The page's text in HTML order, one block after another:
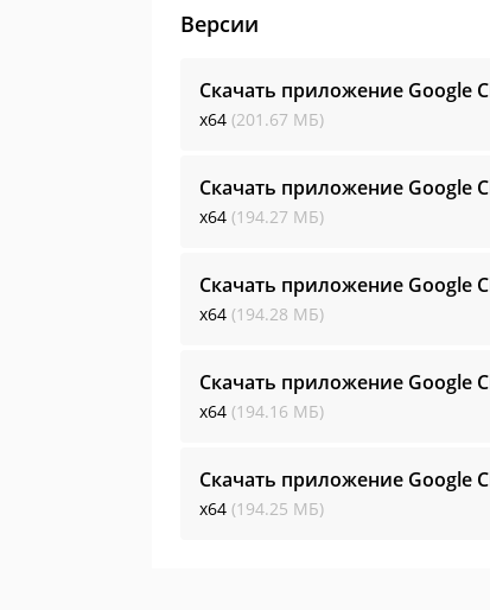
Версии
Скачать приложение Google
x64 (201.67 МБ)
Скачать приложение Google
x64 (194.27 МБ)
Скачать приложение Google
x64 (194.28 МБ)
Скачать приложение Google
x64 (194.16 МБ)
Скачать приложение Google
x64 (194.25 МБ)